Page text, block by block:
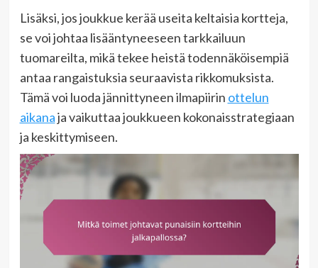
Lisäksi, jos joukkue kerää useita keltaisia kortteja,
se voi johtaa lisääntyneeseen tarkkailuun
tuomareilta, mikä tekee heistä todennäköisempiä
antaa rangaistuksia seuraavista rikkomuksista.
Tämä voi luoda jännittyneen ilmapiirin ottelun
aikanaja vaikuttaa joukkueen kokonaisstrategiaan
ja keskittymiseen.